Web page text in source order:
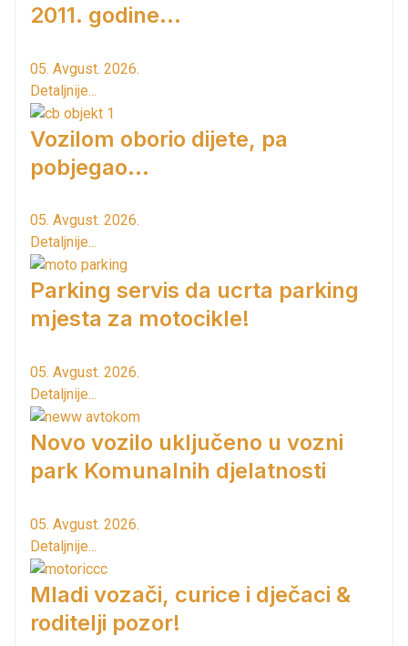
2011. godine...
05. Avgust. 2026.
Detaljnije...
Vozilom oborio dijete, pa
pobjegao...
05. Avgust. 2026.
Detaljnije...
Parking servis da ucrta parking
mjesta za motocikle!
05. Avgust. 2026.
Detaljnije...
Novo vozilo uključeno u vozni
park Komunalnih djelatnosti
05. Avgust. 2026.
Detaljnije...
Mladi vozači, curice i dječaci &
roditelji pozor!